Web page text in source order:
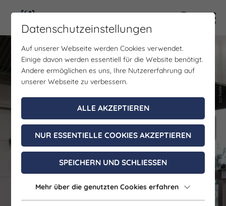
(c) Saale-Unstrut-Tourismus e.V.
(c) Saale-Unstrut-Tourismus e.V.
Datenschutzeinstellungen
Auf unserer Webseite werden Cookies verwendet.
Einige davon werden essentiell für die Website benötigt.
Andere ermöglichen es uns, Ihre Nutzererfahrung auf
unserer Webseite zu verbessern.
ALLE AKZEPTIEREN
NUR ESSENTIELLE COOKIES AKZEPTIEREN
SPEICHERN UND SCHLIESSEN
Mehr über die genutzten Cookies erfahren